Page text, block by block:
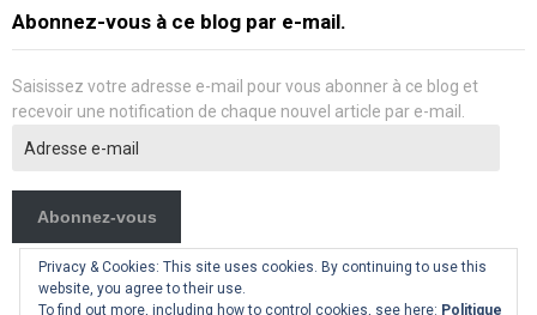
Abonnez-vous à ce blog par e-mail.
Saisissez votre adresse e-mail pour vous abonner à ce blog et
recevoir une notification de chaque nouvel article par e-mail.
e-
mail
Abonnez-vous
Privacy & Cookies: This site uses cookies. By continuing to use this
website, you agree to their use.
To find out more, including how to control cookies, see here: Politique